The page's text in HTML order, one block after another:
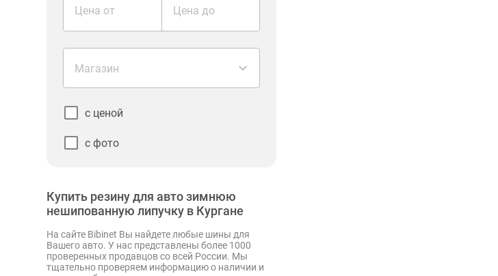
Цена от Цена до
Магазин
с ценой
с фото
Купить резину для авто зимнюю
нешипованную липучку в Кургане
На сайте Bibinet Вы найдете любые шины для
Вашего авто. У нас представлены более 1000
проверенных продавцов со всей России. Мы
тщательно проверяем информацию о наличии и